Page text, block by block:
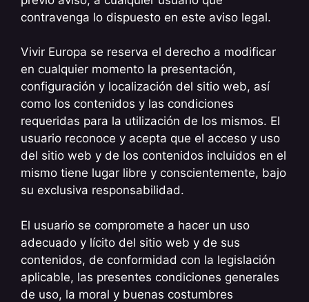
contravenga lo dispuesto en este aviso legal.
Vivir Europa se reserva el derecho a modificar
en cualquier momento la presentación,
configuración y localización del sitio web, así
como los contenidos y las condiciones
requeridas para la utilización de los mismos. El
usuario reconoce y acepta que el acceso y uso
del sitio web y de los contenidos incluidos en el
mismo tiene lugar libre y conscientemente, bajo
su exclusiva responsabilidad.
El usuario se compromete a hacer un uso
adecuado y lícito del sitio web y de sus
contenidos, de conformidad con la legislación
aplicable, las presentes condiciones generales
de uso, la moral y buenas costumbres